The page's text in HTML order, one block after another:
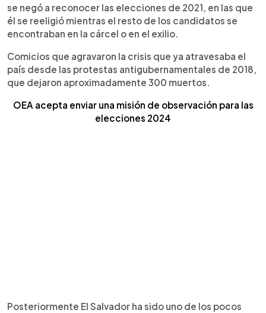
se negó a reconocer las elecciones de 2021, en las que
él se reeligió mientras el resto de los candidatos se
encontraban en la cárcel o en el exilio.
Comicios que agravaron la crisis que ya atravesaba el
país desde las protestas antigubernamentales de 2018,
que dejaron aproximadamente 300 muertos.
OEA acepta enviar una misión de observación para las
elecciones 2024
Posteriormente El Salvador ha sido uno de los pocos